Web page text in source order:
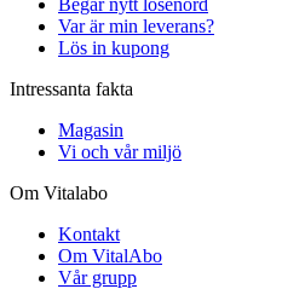
Var är min leverans?
Lös in kupong
Intressanta fakta
Magasin
Vi och vår miljö
Om Vitalabo
Kontakt
Om VitalAbo
Vår grupp